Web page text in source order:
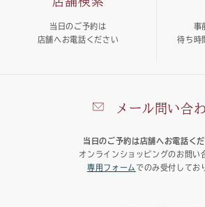
メール問い合
当日のご予約は店舗へお電話くだ
オンラインショッピングのお問い
専用フォーム でのみ受付してお
当日のご予約は
店舗へお電話ください
事
待ち時